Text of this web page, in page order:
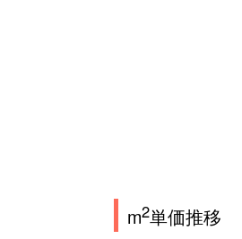
m2単価推移